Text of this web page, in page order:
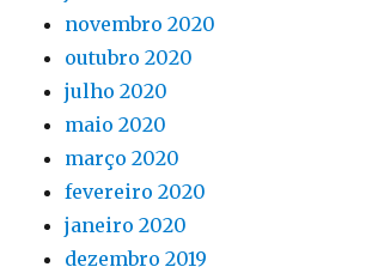
novembro 2020
outubro 2020
julho 2020
maio 2020
março 2020
fevereiro 2020
janeiro 2020
dezembro 2019